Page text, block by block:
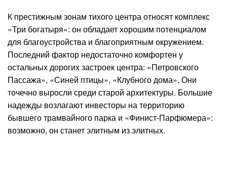
К престижным зонам тихого центра относят комплекс
«Три богатыря»: он обладает хорошим потенциалом
для благоустройства и благоприятным окружением.
Последний фактор недостаточно комфортен у
остальных дорогих застроек центра: «Петровского
Пассажа», «Синей птицы», «Клубного дома». Они
точечно выросли среди старой архитектуры. Большие
надежды возлагают инвесторы на территорию
бывшего трамвайного парка и «Финист-Парфюмера»:
возможно, он станет элитным из элитных.